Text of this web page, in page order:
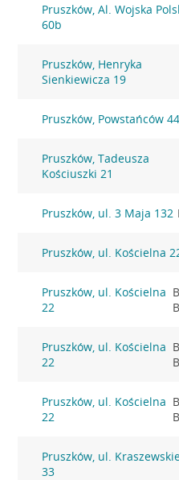
Pruszków, Al. Wojska
60b
Pruszków, Henryka
Sienkiewicza 19
Pruszków, Powstańców 44
Pruszków, Tadeusza
Kościuszki 21
Pruszków, ul. 3 Maja 132
Pruszków, ul. Kościelna
Pruszków, ul. Kościelna
22
Pruszków, ul. Kościelna
22
Pruszków, ul. Kościelna
22
Pruszków, ul.
33